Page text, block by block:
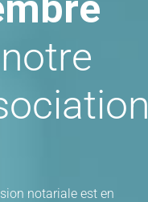
notariale est en